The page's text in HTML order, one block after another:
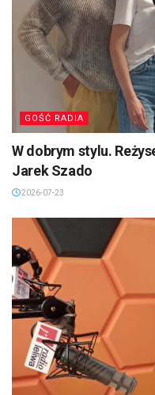
GOŚĆ RADIA
W dobrym stylu.
Jarek Szado
2026-07-23